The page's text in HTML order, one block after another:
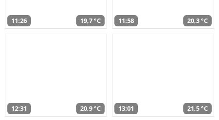
11:26 19,7 °C 11:58 20,3 °C
12:31 20,9 °C 13:01 21,5 °C